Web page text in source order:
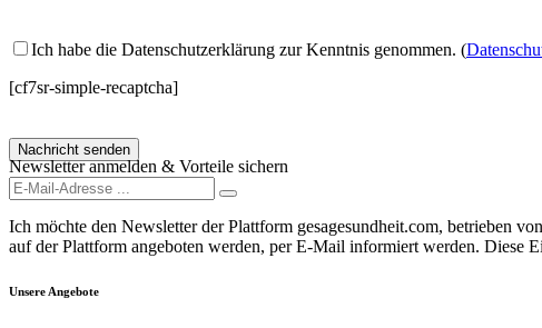
Ich habe die Datenschutzerklärung zur Kenntnis genommen. (
[cf7sr-simple-recaptcha]
Newsletter anmelden & Vorteile sichern
Ich möchte den Newsletter der Plattform gesagesundheit.com, betrieben
auf der Plattform angeboten werden, per E-Mail informiert werden.
Unsere Angebote